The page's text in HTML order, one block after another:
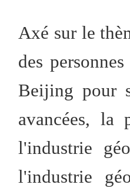
Axé sur le
des
Beijing pour
avancées, la
l'industrie
l'industrie